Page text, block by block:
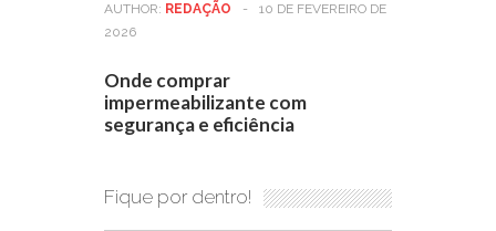
AUTHOR: REDAÇÃO -
10 DE FEVEREIRO DE
2026
Onde comprar
impermeabilizante com
segurança e eficiência
Fique por dentro!